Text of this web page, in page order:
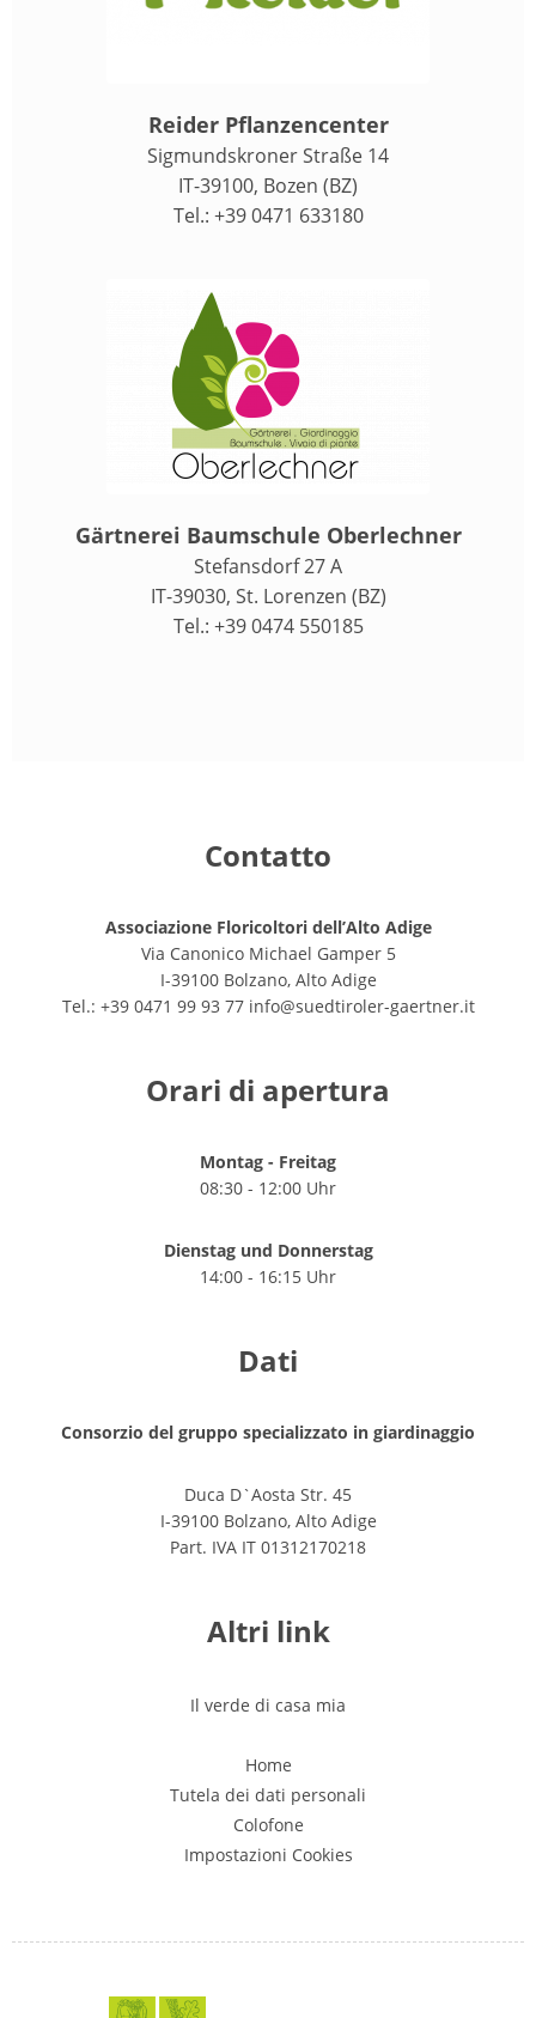
Reider Pflanzencenter
Sigmundskroner Straße 14
IT-39100, Bozen (BZ)
Tel.: +39 0471 633180
Gärtnerei Baumschule Oberlechner
Stefansdorf 27 A
IT-39030, St. Lorenzen (BZ)
Tel.: +39 0474 550185
Contatto
Associazione Floricoltori dell’Alto Adige
Via Canonico Michael Gamper 5
I-39100 Bolzano, Alto Adige
Tel.: +39 0471 99 93 77 info@suedtiroler-gaertner.it
Orari di apertura
Montag - Freitag
08:30 - 12:00 Uhr
Dienstag und Donnerstag
14:00 - 16:15 Uhr
Dati
Consorzio del gruppo specializzato in giardinaggio
Duca D`Aosta Str. 45
I-39100 Bolzano, Alto Adige
Part. IVA IT 01312170218
Altri link
Il verde di casa mia
Home
Tutela dei dati personali
Colofone
Impostazioni Cookies